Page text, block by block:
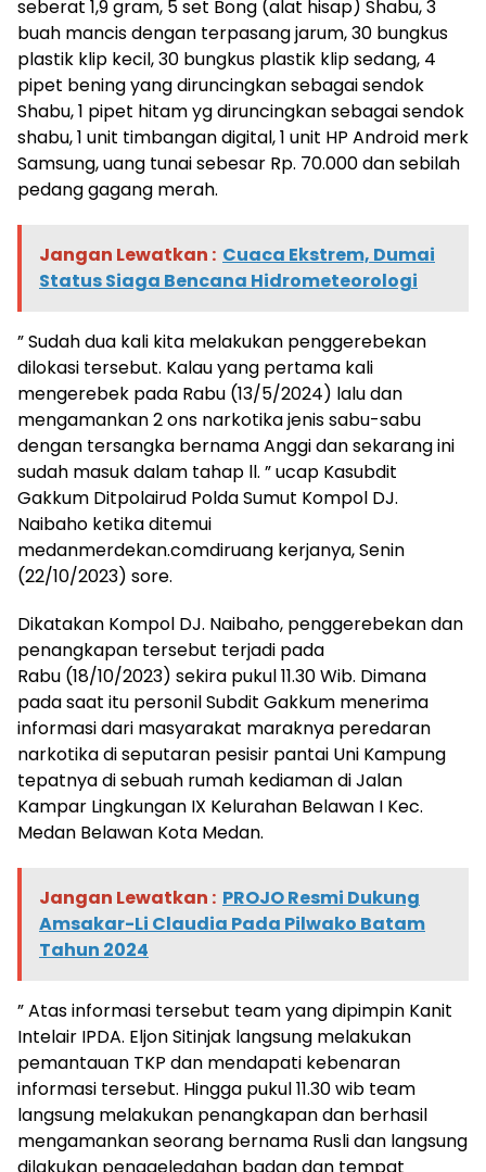
seberat 1,9 gram, 5 set Bong (alat hisap) Shabu, 3
buah mancis dengan terpasang jarum, 30 bungkus
plastik klip kecil, 30 bungkus plastik klip sedang, 4
pipet bening yang diruncingkan sebagai sendok
Shabu, 1 pipet hitam yg diruncingkan sebagai sendok
shabu, 1 unit timbangan digital, 1 unit HP Android merk
Samsung, uang tunai sebesar Rp. 70.000 dan sebilah
pedang gagang merah.
Jangan Lewatkan : Cuaca Ekstrem, Dumai
Status Siaga Bencana Hidrometeorologi
” Sudah dua kali kita melakukan penggerebekan
dilokasi tersebut. Kalau yang pertama kali
mengerebek pada Rabu (13/5/2024) lalu dan
mengamankan 2 ons narkotika jenis sabu-sabu
dengan tersangka bernama Anggi dan sekarang ini
sudah masuk dalam tahap ll. ” ucap Kasubdit
Gakkum Ditpolairud Polda Sumut Kompol DJ.
Naibaho ketika ditemui
medanmerdekan.comdiruang kerjanya, Senin
(22/10/2023) sore.
Dikatakan Kompol DJ. Naibaho, penggerebekan dan
penangkapan tersebut terjadi pada
Rabu (18/10/2023) sekira pukul 11.30 Wib. Dimana
pada saat itu personil Subdit Gakkum menerima
informasi dari masyarakat maraknya peredaran
narkotika di seputaran pesisir pantai Uni Kampung
tepatnya di sebuah rumah kediaman di Jalan
Kampar Lingkungan IX Kelurahan Belawan I Kec.
Medan Belawan Kota Medan.
Jangan Lewatkan : PROJO Resmi Dukung
Amsakar-Li Claudia Pada Pilwako Batam
Tahun 2024
” Atas informasi tersebut team yang dipimpin Kanit
Intelair IPDA. Eljon Sitinjak langsung melakukan
pemantauan TKP dan mendapati kebenaran
informasi tersebut. Hingga pukul 11.30 wib team
langsung melakukan penangkapan dan berhasil
mengamankan seorang bernama Rusli dan langsung
dilakukan penggeledahan badan dan tempat